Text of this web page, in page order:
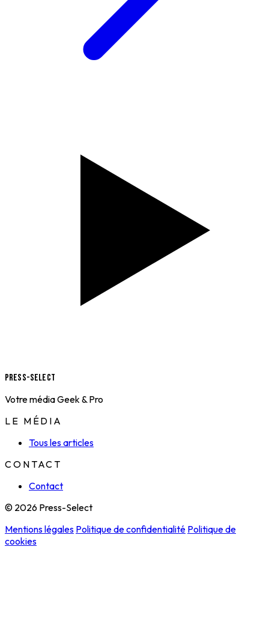
Press-Select
Votre média Geek & Pro
LE MÉDIA
Tous les articles
CONTACT
Contact
© 2026 Press-Select
Mentions légales Politique de confidentialité Politique de
cookies